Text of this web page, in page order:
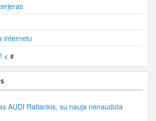
internetu
< #
AUDI Ratlankis, su nauja nenaudota